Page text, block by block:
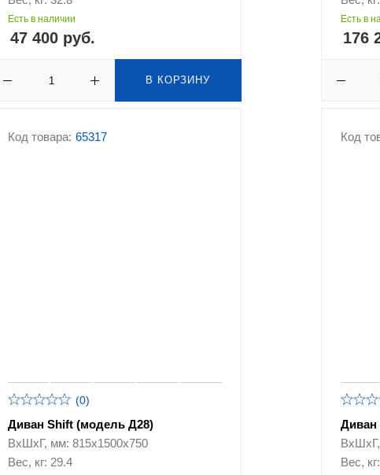
Есть в наличии
47 400 руб.
В КОРЗИНУ
Есть в
176
Код товара: 65317
(0)
Диван Shift (модель Д28)
ВхШхГ, мм: 815х1500х750
Вес, кг: 29.4
Код
Диван
Вес,